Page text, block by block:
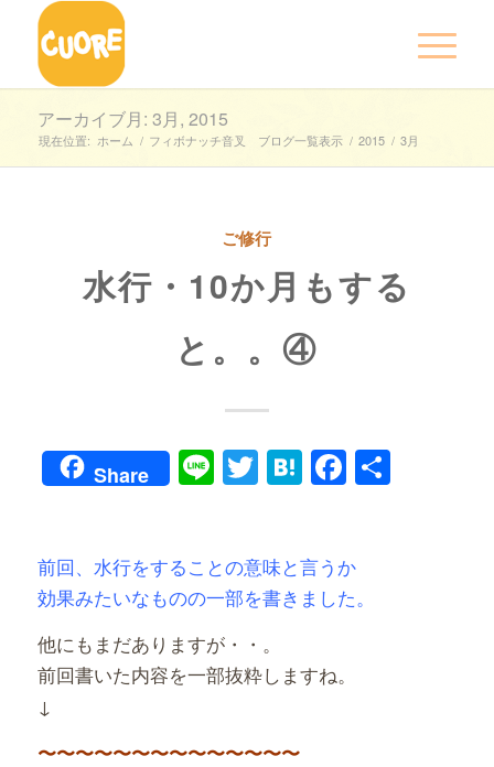
アーカイブ月: 3月, 2015
現在位置: ホーム / フィボナッチ音叉 ブログ一覧表示 / 2015 / 3月
ご修行
水行・10か月もする
と。。④
Share LineTwitter
Hatena共
前回、水行をすることの意味と言うか
効果みたいなものの一部を書きました。
他にもまだありますが・・。
前回書いた内容を一部抜粋しますね。
↓
〜〜〜〜〜〜〜〜〜〜〜〜〜〜